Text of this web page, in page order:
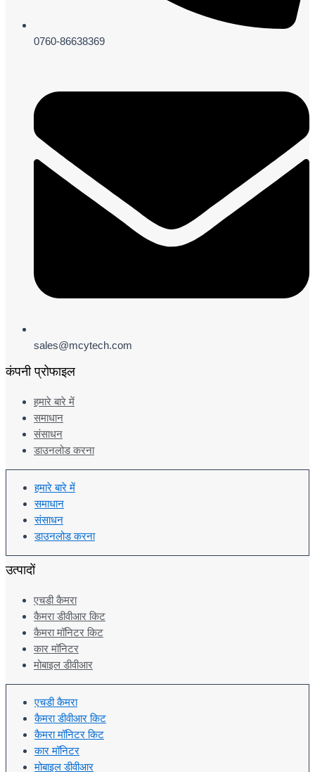
0760-86638369
sales@mcytech.com
कंपनी प्रोफाइल
हमारे बारे में
समाधान
संसाधन
डाउनलोड करना
हमारे बारे में
समाधान
संसाधन
डाउनलोड करना
उत्पादों
एचडी कैमरा
कैमरा डीवीआर किट
कैमरा मॉनिटर किट
कार मॉनिटर
मोबाइल डीवीआर
एचडी कैमरा
कैमरा डीवीआर किट
कैमरा मॉनिटर किट
कार मॉनिटर
मोबाइल डीवीआर